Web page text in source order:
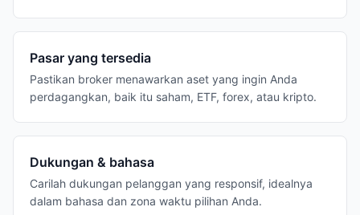
Pasar yang tersedia
Pastikan broker menawarkan aset yang ingin Anda
perdagangkan, baik itu saham, ETF, forex, atau kripto.
Dukungan & bahasa
Carilah dukungan pelanggan yang responsif, idealnya
dalam bahasa dan zona waktu pilihan Anda.